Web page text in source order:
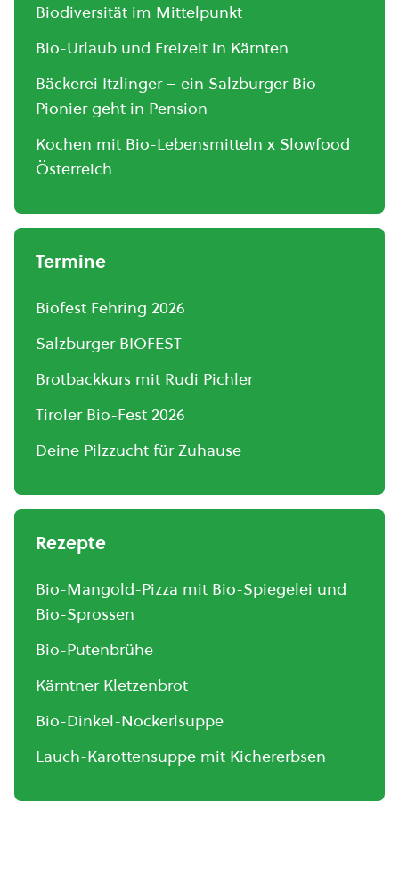
Biodiversität im Mittelpunkt
Bio-Urlaub und Freizeit in Kärnten
Bäckerei Itzlinger – ein Salzburger Bio-
Pionier geht in Pension
Kochen mit Bio-Lebensmitteln x Slowfood
Österreich
Termine
Biofest Fehring 2026
Salzburger BIOFEST
Brotbackkurs mit Rudi Pichler
Tiroler Bio-Fest 2026
Deine Pilzzucht für Zuhause
Rezepte
Bio-Mangold-Pizza mit Bio-Spiegelei und
Bio-Sprossen
Bio-Putenbrühe
Kärntner Kletzenbrot
Bio-Dinkel-Nockerlsuppe
Lauch-Karottensuppe mit Kichererbsen